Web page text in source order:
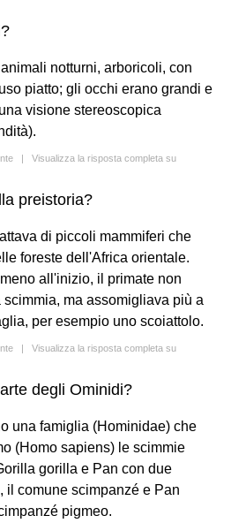
notturni, arboricoli, con
piatto; gli occhi erano grandi e
visione stereoscopica
| Visualizza la risposta completa su
preistoria?
di piccoli mammiferi che
foreste dell'Africa orientale.
all'inizio, il primate non
ma assomigliava più a
per esempio uno scoiattolo.
| Visualizza la risposta completa su
degli Ominidi?
una famiglia (Hominidae) che
(Homo sapiens) le scimmie
gorilla e Pan con due
il comune scimpanzé e Pan
pigmeo.